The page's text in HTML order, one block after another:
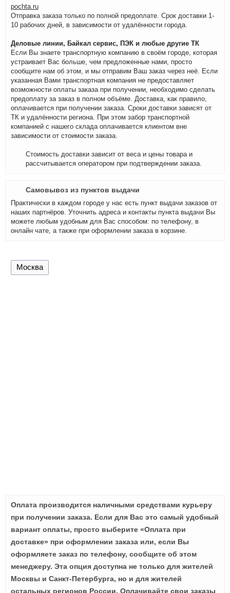
pochta.ru
Отправка заказа только по полной предоплате. Срок доставки 1-
10 рабочих дней, в зависимости от удалённости города.
Деловые линии, Байкал сервис, ПЭК и любые другие ТК
Если Вы знаете транспортную компанию в своём городе, которая
устраивает Вас больше, чем предложенные нами, просто
сообщите нам об этом, и мы отправим Ваш заказ через неё. Если
указанная Вами транспортная компания не предоставляет
возможности оплаты заказа при получении, необходимо сделать
предоплату за заказ в полном объёме. Доставка, как правило,
оплачивается при получении заказа. Сроки доставки зависят от
ТК и удалённости региона. При этом забор транспортной
компанией с нашего склада оплачивается клиентом вне
зависимости от стоимости заказа.
Стоимость доставки зависит от веса и цены товара и
рассчитывается оператором при подтверждении заказа.
Самовывоз из пунктов выдачи
Практически в каждом городе у нас есть пункт выдачи заказов от
наших партнёров. Уточнить адреса и контакты пункта выдачи Вы
можете любым удобным для Вас способом: по телефону, в
онлайн чате, а также при оформлении заказа в корзине.
Москва
Оплата производится наличными средствами курьеру
при получении заказа. Если для Вас это самый удобный
вариант оплаты, просто выберите «Оплата при
доставке» при оформлении заказа или, если Вы
оформляете заказ по телефону, сообщите об этом
менеджеру. Эта опция доступна не только для жителей
Москвы и Санкт-Петербурга, но и для жителей
остальных регионов России. Оплачивайте свои заказы